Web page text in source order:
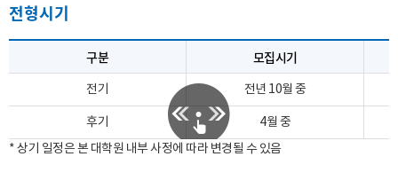
전형시기
구분 모집시기
전기 전년 10월 중
후기
4월 중
* 상기 일정은 본 대학원 내부 사정에 따라 변경될 수 있음